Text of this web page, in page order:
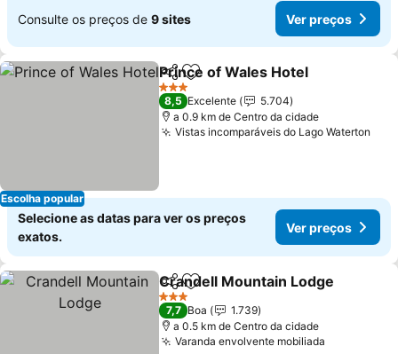
Consulte os preços de 9 sites Ver preços
Escolha popular
PartilharAdicionar aos favoritos
Prince of Wales Hotel
3 Estrelas
8,5 Excelente
5.704
a 0.9 km de Centro da cidade
Vistas incomparáveis do Lago Waterton
Selecione as datas para ver os preços
exatos.
Ver preços
PartilharAdicionar aos favoritos
Crandell Mountain Lodge
3 Estrelas
7,7 Boa
1.739
a 0.5 km de Centro da cidade
Varanda envolvente mobiliada